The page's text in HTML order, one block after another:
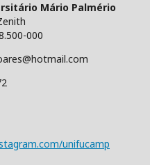
Mário Palmério
000
unifucamp